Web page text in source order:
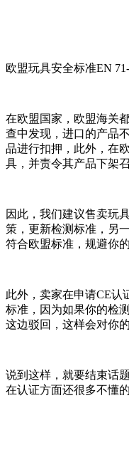
欧盟玩具安全标准EN
在欧盟国家，欧盟海关
查中发现，进口的产品
品进行扣押，此外，在
具，并责令其产品下架召
因此，我们建议售卖玩
策，更新检测标准，另
符合欧盟标准，规避你
此外，卖家在申请CE认
标准，因为如果你的检
这边驳回，这样会对你
说到这样，就要结束话
在认证方面还很多不懂